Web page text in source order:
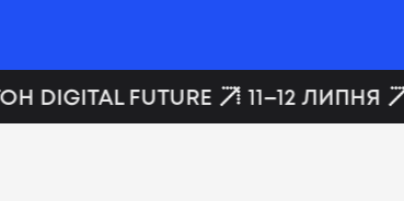
DIGITAL FUTURE 11–12 ЛИПНЯ